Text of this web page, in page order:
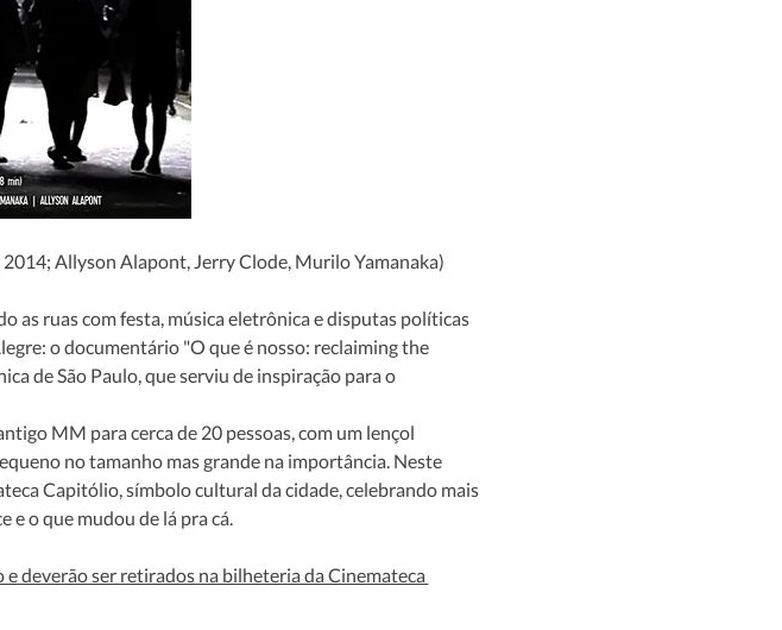
Allyson Alapont, Jerry Clode, Murilo Yamanaka)
as ruas com festa, música eletrônica e disputas políticas
o documentário "O que é nosso: reclaiming the
de São Paulo, que serviu de inspiração para o
no tamanho mas grande na importância. Neste
Capitólio, símbolo cultural da cidade, celebrando mais
e o que mudou de lá pra cá.
deverão ser retirados na bilheteria da Cinemateca